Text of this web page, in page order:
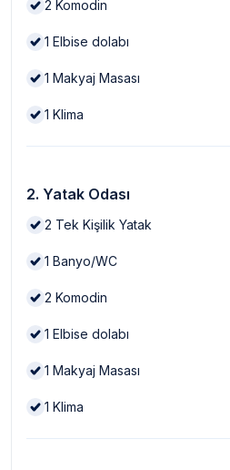
2 Komodin
1 Elbise dolabı
1 Makyaj Masası
1 Klima
2. Yatak Odası
2 Tek Kişilik Yatak
1 Banyo/WC
2 Komodin
1 Elbise dolabı
1 Makyaj Masası
1 Klima